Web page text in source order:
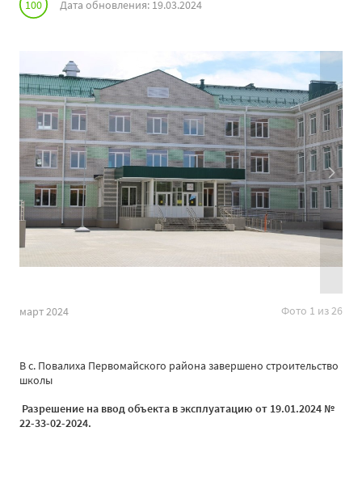
100 Дата обновления: 19.03.2024
март 2024 Фото 1 из 26
В с. Повалиха Первомайского района завершено строительство
школы
Разрешение на ввод объекта в эксплуатацию от 19.01.2024 №
22-33-02-2024.